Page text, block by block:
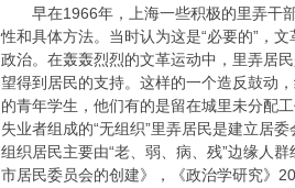
早在1966年，上海一些积极的里弄干部
性和具体方法。当时认为这是“必要的”，
政治。在轰轰烈烈的文革运动中，里弄居
望得到居民的支持。这样的一个造反鼓动
的青年学生，他们有的是留在城里未分配
失业者组成的“无组织”里弄居民是建立居
组织居民主要由“老、弱、病、残”边缘人
市居民委员会的创建》，《政治学研究》